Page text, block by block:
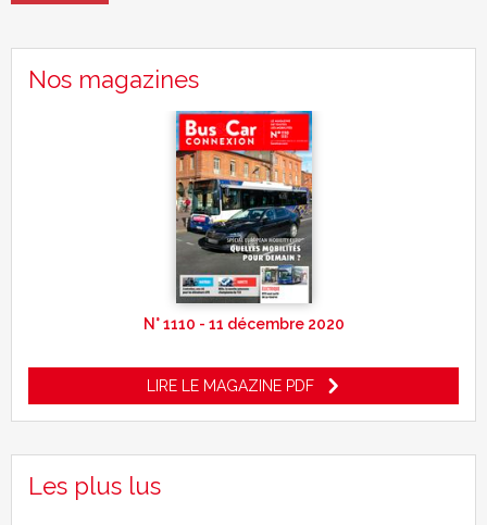
Nos magazines
N° 1110 - 11 décembre 2020
LIRE LE MAGAZINE PDF
Les plus lus